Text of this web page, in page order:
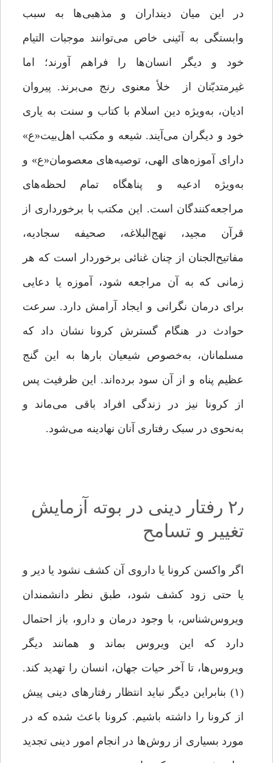
در این میان دینداران و مذهبی‌ها به سبب
وابستگی به آئینی خاص می‌توانند موجبات التیام
خود و دیگر انسان‌ها را فراهم آورند؛ اما
غیرمتدیّنان از خلأ معنوی رنج می‌برند. پیروان
ادیان، به‌ویژه دین اسلام با کتاب و سنت به یاری
خود و دیگران می‌آیند. شیعه و مکتب اهل‌بیت«ع»
دارای آموزه‌های الهی، توصیه‌های معصومان«ع» و
به‌ویژه ادعیه و پناهگاه تمام لحظه‌های
مراجعه‌کنندگان است. این مکتب با برخورداری از
قرآن مجید، نهج‌البلاغه، صحیفه سجادیه،
مفاتیح‌الجنان از چنان غنائی برخوردار است که هر
زمانی که به آن مراجعه شود، آموزه یا دعایی
برای درمان نگرانی و ایجاد آرامش‌ دارد. سرعت
حوادث در هنگام گسترش کرونا نشان داد که
مسلمانان، به‌خصوص شیعیان بارها به این گنج
عظیم پناه و از آن سود برده‌اند. این ظرفیت پس
از کرونا نیز در زندگی افراد باقی‌ می‌ماند و
به‌نحوی در سبک‌ رفتاری آنان نهادینه می‌شود.
۲٫ رفتار دینی در بوته آزمایش
تغییر و تسامح
اگر واکسن کرونا یا داروی آن کشف نشود یا دیر و
یا حتی زود کشف شود، طبق نظر دانشمندان
ویروس‌شناس، با وجود درمان و دارو، باز احتمال
دارد که این ویروس بماند و همانند دیگر
ویروس‌ها، تا آخر حیات جهان، انسان را تهدید کند.
(۱) بنابراین دیگر نباید انتظار رفتارهای دینی پیش
از کرونا را داشته باشیم. کرونا باعث شده که در
مورد بسیاری از روش‌ها در انجام امور دینی تجدید